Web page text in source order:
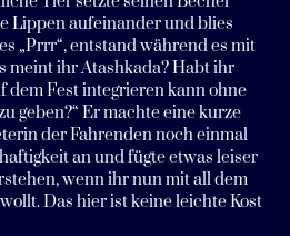
Lippen aufeinander und blies
„Prrr“, entstand während es mit
meint ihr Atashkada? Habt ihr
dem Fest integrieren kann ohne
geben?“ Er machte eine kurze
der Fahrenden noch einmal
an und fügte etwas leiser
wenn ihr nun mit all dem
Das hier ist keine leichte Kost